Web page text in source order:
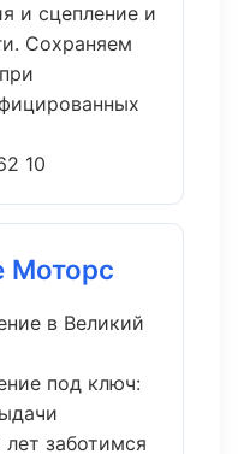
и сцепление и
Сохраняем
10
Моторс
в Великий
под ключ:
заботимся